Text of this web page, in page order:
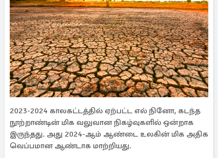
2023-2024 காலகட்டத்தில் ஏற்பட்ட எல் நினோ, கடந்த
நூற்றாண்டின் மிக வலுவான நிகழ்வுகளில் ஒன்றாக
இருந்தது. அது 2024-ஆம் ஆண்டை உலகின் மிக அதிக
வெப்பமான ஆண்டாக மாற்றியது.